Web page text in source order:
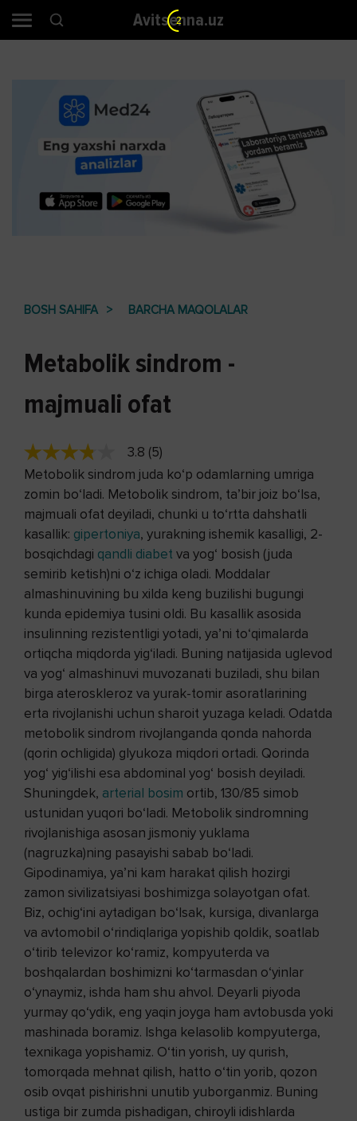
Avitsenna.uz
BOSH SAHIFA BARCHA MAQOLALAR
Metabolik sindrom -
majmuali ofat
3.8 (5)
Metobolik sindrom juda ko‘p odamlarning umriga
zomin bo‘ladi. Metobolik sindrom, ta’bir joiz bo‘lsa,
majmuali ofat deyiladi, chunki u to‘rtta dahshatli
kasallik: gipertoniya, yurakning ishemik kasalligi, 2-
bosqichdagi qandli diabet va yog‘ bosish (juda
semirib ketish)ni o‘z ichiga oladi. Moddalar
almashinuvining bu xilda keng buzilishi bugungi
kunda epidemiya tusini oldi. Bu kasallik asosida
insulinning rezistentligi yotadi, ya’ni to‘qimalarda
ortiqcha miqdorda yig‘iladi. Buning natijasida uglevod
va yog‘ almashinuvi muvozanati buziladi, shu bilan
birga ateroskleroz va yurak-tomir asoratlarining
erta rivojlanishi uchun sharoit yuzaga keladi. Odatda
metobolik sindrom rivojlanganda qonda nahorda
(qorin ochligida) glyukoza miqdori ortadi. Qorinda
yog‘ yig‘ilishi esa abdominal yog‘ bosish deyiladi.
Shuningdek, arterial bosim ortib, 130/85 simob
ustunidan yuqori bo‘ladi. Metobolik sindromning
rivojlanishiga asosan jismoniy yuklama
(nagruzka)ning pasayishi sabab bo‘ladi.
Gipodinamiya, ya’ni kam harakat qilish hozirgi
zamon sivilizatsiyasi boshimizga solayotgan ofat.
Biz, ochig‘ini aytadigan bo‘lsak, kursiga, divanlarga
va avtomobil o‘rindiqlariga yopishib qoldik, soatlab
o‘tirib televizor ko‘ramiz, kompyuterda va
boshqalardan boshimizni ko‘tarmasdan o‘yinlar
o‘ynaymiz, ishda ham shu ahvol. Deyarli piyoda
yurmay qo‘ydik, eng yaqin joyga ham avtobusda yoki
mashinada boramiz. Ishga kelasolib kompyuterga,
texnikaga yopishamiz. O‘tin yorish, uy qurish,
tomorqada mehnat qilish, hatto o‘tin yorib, qozon
osib ovqat pishirishni unutib yuborganmiz. Buning
ustiga bir zumda pishadigan, chiroyli idishlarda
2